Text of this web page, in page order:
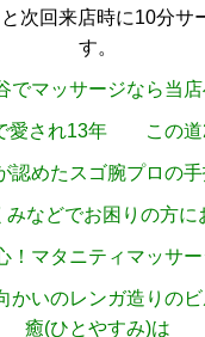
次回来店時に10分サ
す。
でマッサージなら当店
愛され13年 この道
認めたスゴ腕プロの
みなどでお困りの方に
！マタニティマッサー
かいのレンガ造りの
癒(ひとやすみ)は